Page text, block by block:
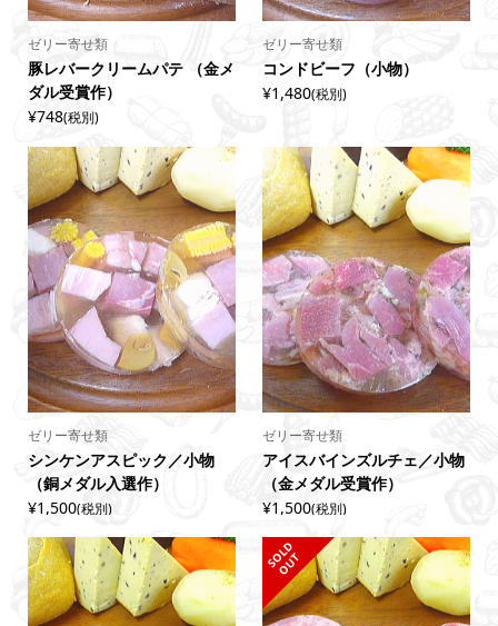
ゼリー寄せ類
豚レバークリームパテ （金メ
ダル受賞作）
¥748(税別)
ゼリー寄せ類
コンドビーフ（小物）
¥1,480(税別)
ゼリー寄せ類
シンケンアスピック／小物
（銅メダル入選作）
¥1,500(税別)
ゼリー寄せ類
アイスバインズルチェ／小物
（金メダル受賞作）
¥1,500(税別)
S
O
L
D
O
U
T